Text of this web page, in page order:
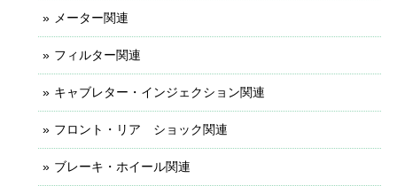
メーター関連
フィルター関連
キャブレター・インジェクション関連
フロント・リア ショック関連
ブレーキ・ホイール関連